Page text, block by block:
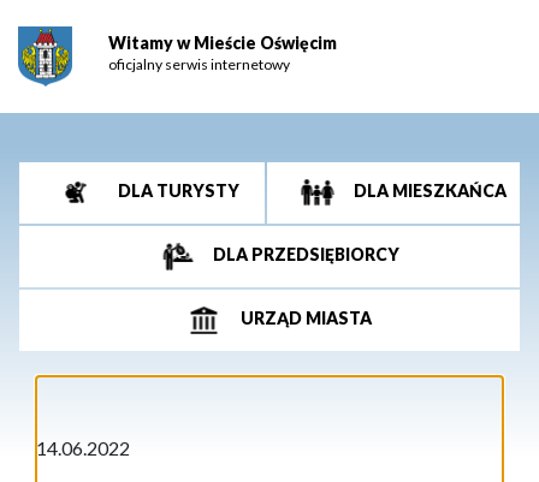
Witamy w Mieście Oświęcim
oficjalny serwis internetowy
DLA TURYSTY DLA MIESZKAŃCA
DLA PRZEDSIĘBIORCY
URZĄD MIASTA
14.06.2022